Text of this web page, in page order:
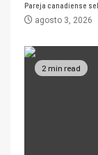
Pareja canadiense
agosto 3, 2026
2 min read